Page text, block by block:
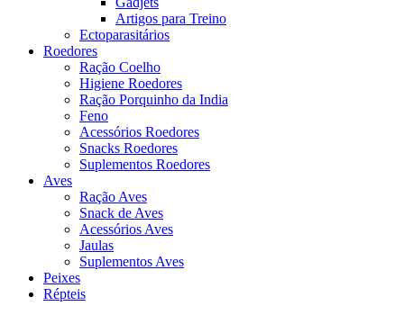
Artigos para Treino
Ectoparasitários
Roedores
Ração Coelho
Higiene Roedores
Ração Porquinho da India
Feno
Acessórios Roedores
Snacks Roedores
Suplementos Roedores
Aves
Ração Aves
Snack de Aves
Acessórios Aves
Jaulas
Suplementos Aves
Peixes
Répteis